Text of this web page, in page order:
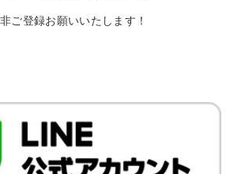
ご登録お願いいたします！